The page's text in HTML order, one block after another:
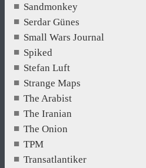
Sandmonkey
Serdar Günes
Small Wars Journal
Spiked
Stefan Luft
Strange Maps
The Arabist
The Iranian
The Onion
TPM
Transatlantiker